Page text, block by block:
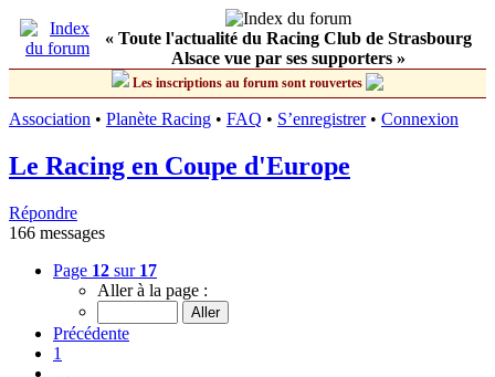
« Toute l'actualité du Racing Club de Strasbourg
Alsace vue par ses supporters »
Les inscriptions au forum sont rouvertes
Association • Planète Racing • FAQ • S’enregistrer• Connexion
Le Racing en Coupe d'Europe
Répondre
166 messages
Page 12 sur 17
Aller à la page :
Précédente
1
…